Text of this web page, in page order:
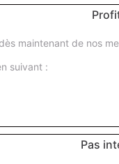
maintenant de nos
suivant :
Pas